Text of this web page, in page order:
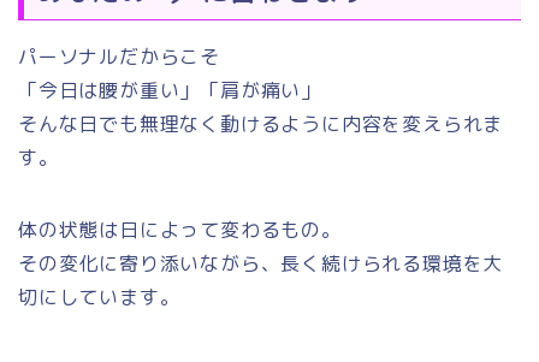
パーソナルだからこそ
「今日は腰が重い」「肩が痛い」
そんな日でも無理なく動けるように内容を変えられま
す。
体の状態は日によって変わるもの。
その変化に寄り添いながら、長く続けられる環境を大
切にしています。